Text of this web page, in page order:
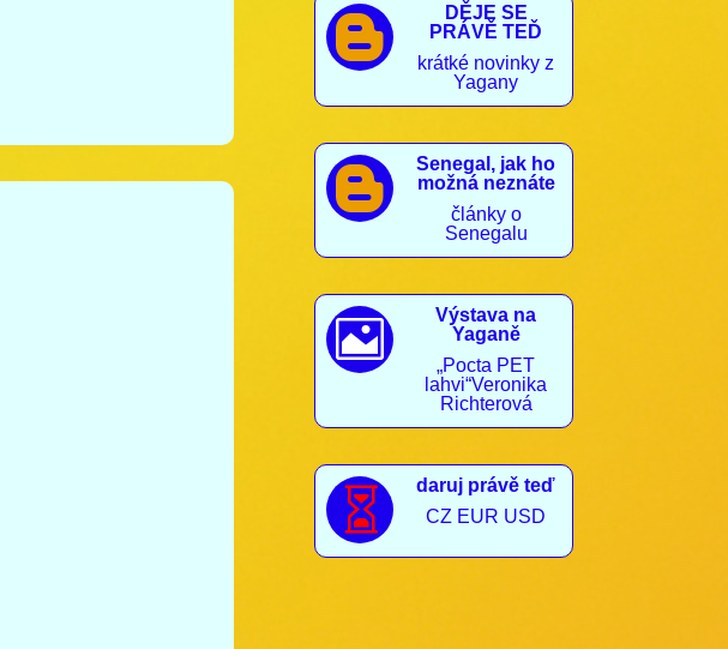

DĚJE SE
PRÁVĚ TEĎ
krátké novinky z
Yagany

Senegal, jak ho
možná neznáte
články o
Senegalu

Výstava na
Yaganě
„Pocta PET
lahvi“Veronika
Richterová

daruj právě teď
CZ EUR USD